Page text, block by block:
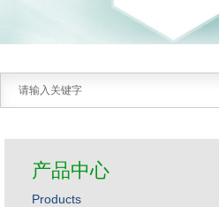
产品中心
Products